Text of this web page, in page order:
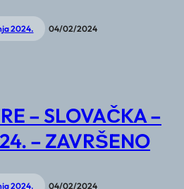
2024. 04/02/2024
– SLOVAČKA –
– ZAVRŠENO
2024. 04/02/2024